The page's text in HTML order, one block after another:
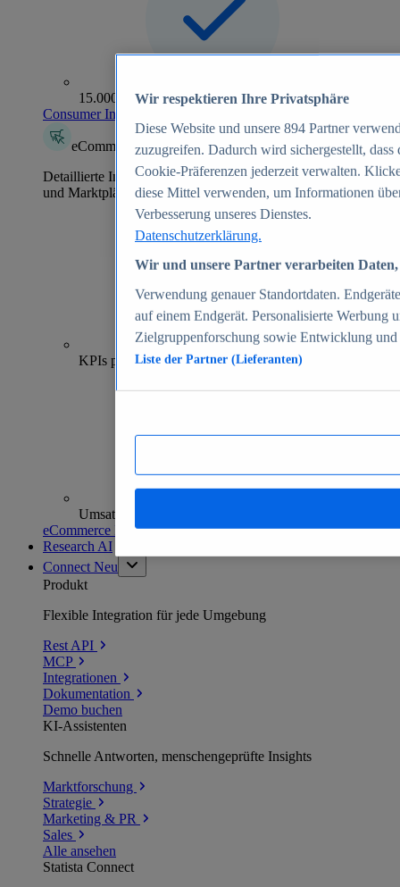
15.000+ Marken
Consumer Insights entdecken
eCommerce Insights
Detaillierte Informationen zu mehr als 39.000 Online-Shops
und Marktplätzen
70+
KPIs pro Shop
Umsatzanalysen und -prognosen
eCommerce Insights entdecken
Research AI
Connect Neu
Produkt
Flexible Integration für jede Umgebung
Rest API
MCP
Integrationen
Dokumentation
Demo buchen
KI-Assistenten
Schnelle Antworten, menschengeprüfte Insights
Marktforschung
Strategie
Marketing & PR
Sales
Alle ansehen
Statista Connect
Wir respektieren Ihre Privatsphäre
Diese Website und unsere 894 Partner
zuzugreifen. Dadurch wird sichergestellt,
Cookie-Präferenzen jederzeit verwalten.
diese Mittel verwenden, um Informationen
Verbesserung unseres Dienstes.
Datenschutzerklärung.
Wir und unsere Partner verarbeiten
Verwendung genauer Standortdaten.
auf einem Endgerät. Personalisierte Werbung
Zielgruppenforschung sowie Entwicklung
Liste der Partner (Lieferanten)